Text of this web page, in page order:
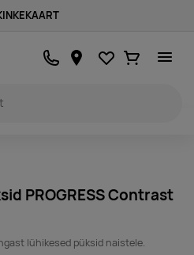
Lemmikud
Ostukorv
PROGRESS Contrast
lühikesed püksid naistele.